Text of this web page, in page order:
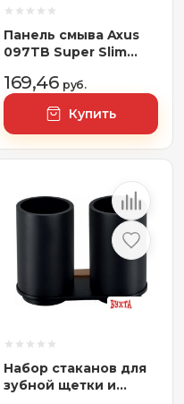
Панель смыва Axus
097TB Super Slim
169,46 руб.
Купить
Набор стаканов для
зубной щетки и